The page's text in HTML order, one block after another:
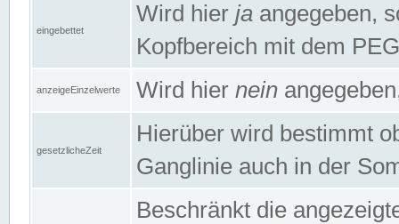
eingebettet
Wird hier ja angegeben,
Kopfbereich mit dem
anzeigeEinzelwerte Wird hier nein
gesetzlicheZeit
Hierüber wird bestimmt
Ganglinie auch in der
Beschränkt die